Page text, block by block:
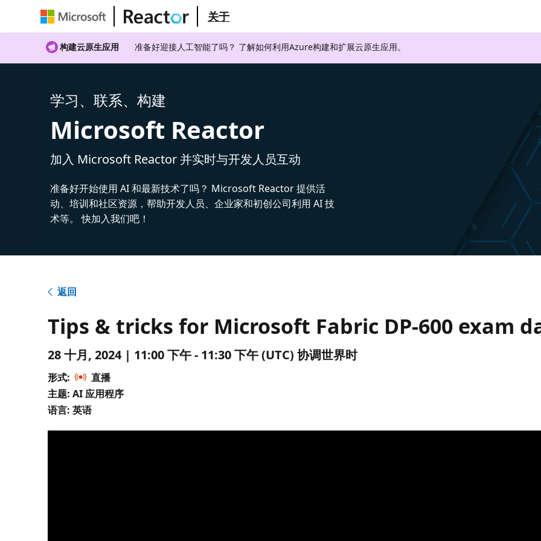
关于
构建云原生应用 准备好迎接人工智能了吗？ 了解如何利用Azure构建和扩展云原生应用。
学习、联系、构建
Microsoft Reactor
加入 Microsoft Reactor 并实时与开发人员互动
准备好开始使用 AI 和最新技术了吗？ Microsoft Reactor 提供活
动、培训和社区资源，帮助开发人员、企业家和初创公司利用 AI 技
术等。 快加入我们吧！
返回
Tips & tricks for Microsoft Fabric DP-600 exam
28 十月, 2024 | 11:00 下午 - 11:30 下午 (UTC) 协调世界时
形式:
直播
主题: AI 应用程序
语言: 英语